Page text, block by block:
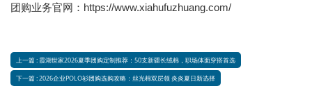
团购业务官网： https://www.xiahufuzhuang.com/
上一篇 : 霞湖世家2026夏季团购定制推荐：50支新疆长绒棉，职场体面穿搭首选
下一篇 : 2026企业POLO衫团购选购攻略：丝光棉双层领 炎炎夏日新选择